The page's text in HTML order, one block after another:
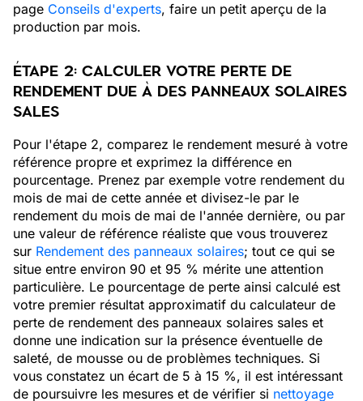
page Conseils d'experts, faire un petit aperçu de la
production par mois.
ÉTAPE 2: CALCULER VOTRE PERTE DE
RENDEMENT DUE À DES PANNEAUX SOLAIRES
SALES
Pour l'étape 2, comparez le rendement mesuré à votre
référence propre et exprimez la différence en
pourcentage. Prenez par exemple votre rendement du
mois de mai de cette année et divisez-le par le
rendement du mois de mai de l'année dernière, ou par
une valeur de référence réaliste que vous trouverez
sur Rendement des panneaux solaires; tout ce qui se
situe entre environ 90 et 95 % mérite une attention
particulière. Le pourcentage de perte ainsi calculé est
votre premier résultat approximatif du calculateur de
perte de rendement des panneaux solaires sales et
donne une indication sur la présence éventuelle de
saleté, de mousse ou de problèmes techniques. Si
vous constatez un écart de 5 à 15 %, il est intéressant
de poursuivre les mesures et de vérifier si nettoyage